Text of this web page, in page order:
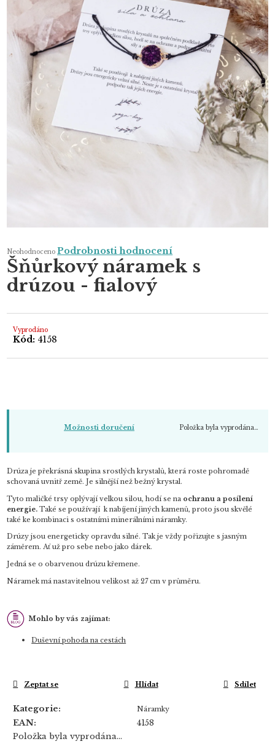
Průměrné
hodnocení
produktu
je
0,0
z
Neohodnoceno Podrobnosti hodnocení
Šňůrkový náramek s
drúzou - fialový
Vyprodáno
Kód: 4158
Možnosti doručení Položka byla vyprodána…
Drúza je překrásná skupina srostlých krystalů, která roste pohromadě
schovaná uvnitř země. Je silnější než bežný krystal.
Tyto maličké trsy oplývají velkou silou, hodí se na ochranu a posílení
energie.Také se používají k nabíjení jiných kamenů, proto jsou skvělé
také ke kombinaci s ostatními minerálními náramky.
Drúzy jsou energeticky opravdu silné. Tak je vždy pořizujte s jasným
záměrem. Ať už pro sebe nebo jako dárek.
Jedná se o obarvenou drúzu křemene.
Náramek má nastavitelnou velikost až 27 cm v průměru.
Mohlo by vás zajímat:
Duševní pohoda na cestách
Kategorie: Náramky
EAN:
4158
Položka byla vyprodána…
Zeptat se Hlídat Sdílet